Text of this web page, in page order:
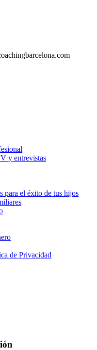
y entrevistas
para el éxito de tus hijos
de Privacidad